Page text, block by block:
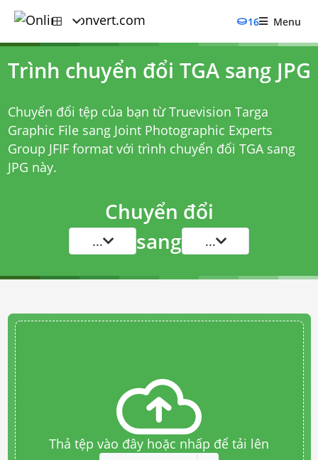
16 Menu
Trình chuyển đổi TGA sang JPG
Chuyển đổi tệp của bạn từ Truevision Targa
Graphic File sang Joint Photographic Experts
Group JFIF format với trình chuyển đổi TGA sang
JPG này.
Chuyển đổi
... sang ...
Thả tệp vào đây hoặc nhấp để tải lên